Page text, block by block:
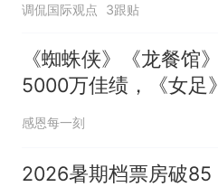
调侃国际观点 3跟贴
《蜘蛛侠》《龙餐馆》
5000万佳绩，《女足》
1000万出局
感恩每一刻
2026暑期档票房破85